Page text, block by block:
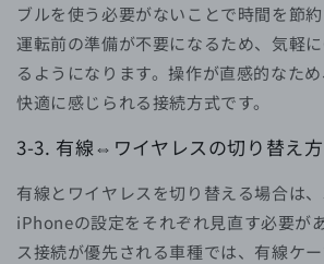
ブルを使う必要がないことで時間を節約
運転前の準備が不要になるため、気軽
るようになります。操作が直感的なた
快適に感じられる接続方式です。
3-3. 有線⇔ワイヤレスの切り替え方
有線とワイヤレスを切り替える場合は
iPhoneの設定をそれぞれ見直す必要が
ス接続が優先される車種では、有線ケ